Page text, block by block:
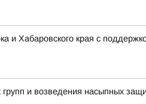
и Хабаровского края с
и возведения насыпных